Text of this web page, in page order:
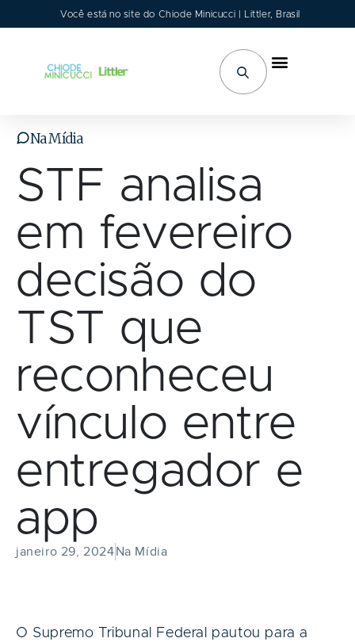
Você está no site do Chiode Minicucci | Littler, Brasil
Na Mídia
STF analisa
em fevereiro
decisão do
TST que
reconheceu
vínculo entre
entregador e
app
janeiro 29, 2024Na Mídia
O Supremo Tribunal Federal pautou para a